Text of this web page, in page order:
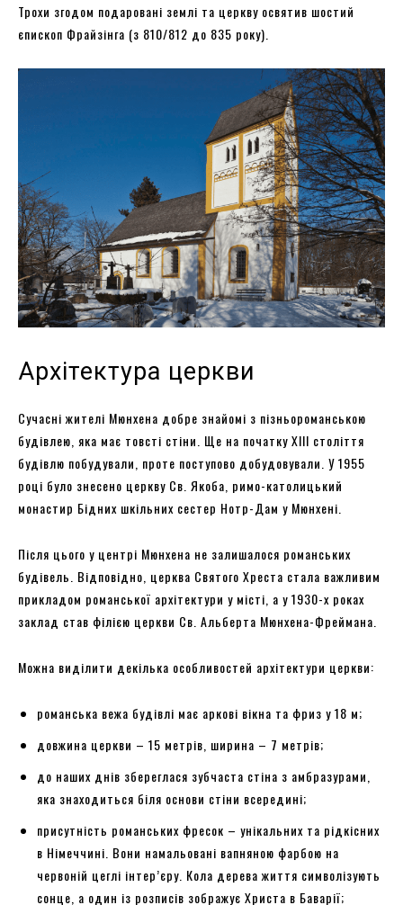
Трохи згодом подаровані землі та церкву освятив шостий
єпископ Фрайзінга (з 810/812 до 835 року).
Архітектура церкви
Сучасні жителі Мюнхена добре знайомі з пізньороманською
будівлею, яка має товсті стіни. Ще на початку XIII століття
будівлю побудували, проте поступово добудовували. У 1955
році було знесено церкву Св. Якоба, римо-католицький
монастир Бідних шкільних сестер Нотр-Дам у Мюнхені.
Після цього у центрі Мюнхена не залишалося романських
будівель. Відповідно, церква Святого Хреста стала важливим
прикладом романської архітектури у місті, а у 1930-х роках
заклад став філією церкви Св. Альберта Мюнхена-Фреймана.
Можна виділити декілька особливостей архітектури церкви:
романська вежа будівлі має аркові вікна та фриз у 18 м;
довжина церкви – 15 метрів, ширина – 7 метрів;
до наших днів збереглася зубчаста стіна з амбразурами,
яка знаходиться біля основи стіни всередині;
присутність романських фресок – унікальних та рідкісних
в Німеччині. Вони намальовані вапняною фарбою на
червоній цеглі інтер’єру. Кола дерева життя символізують
сонце, а один із розписів зображує Христа в Баварії;